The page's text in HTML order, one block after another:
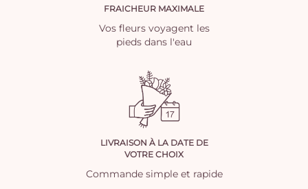
FRAICHEUR MAXIMALE
Vos fleurs voyagent les
pieds dans l'eau
LIVRAISON À LA DATE DE
VOTRE CHOIX
Commande simple et rapide